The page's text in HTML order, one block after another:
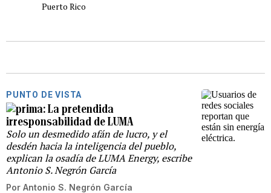
Puerto Rico
PUNTO DE VISTA
La pretendida
irresponsabilidad de LUMA
Solo un desmedido afán de lucro, y el
desdén hacia la inteligencia del pueblo,
explican la osadía de LUMA Energy, escribe
Antonio S. Negrón García
Por Antonio S. Negrón García